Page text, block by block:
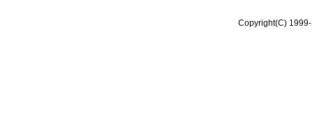
Copyright(C)